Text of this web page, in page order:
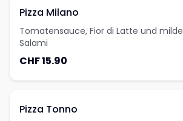
Pizza Milano
Tomatensauce, Fior di Latte und milde
Salami
CHF 15.90
Pizza Tonno